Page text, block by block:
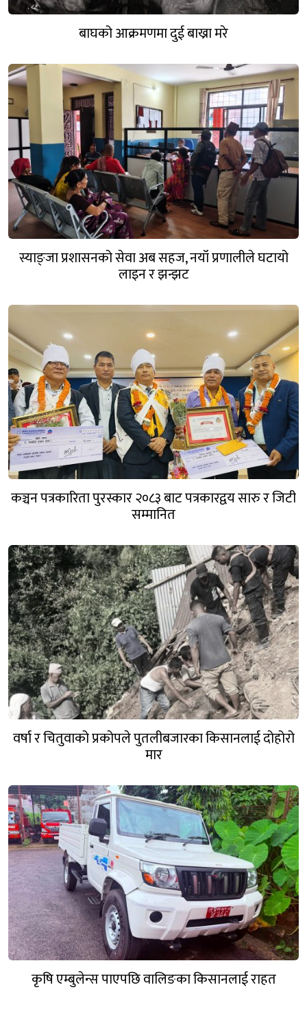
बाघको आक्रमणमा दुई बाख्रा मरे
स्याङ्जा प्रशासनको सेवा अब सहज, नयाँ प्रणालीले घटायो
लाइन र झन्झट
कञ्चन पत्रकारिता पुरस्कार २०८३ बाट पत्रकारद्वय सारु र जिटी
सम्मानित
वर्षा र चितुवाको प्रकोपले पुतलीबजारका किसानलाई दोहोरो
मार
कृषि एम्बुलेन्स पाएपछि वालिङका किसानलाई राहत